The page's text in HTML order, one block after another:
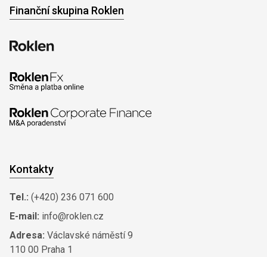
Finanční skupina Roklen
Kontakty
Tel.: (+420) 236 071 600
E-mail: info@roklen.cz
Adresa: Václavské náměstí 9
110 00 Praha 1